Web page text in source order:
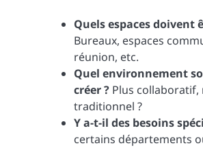
Quels espaces doivent
Bureaux, espaces
réunion, etc.
Quel environnement
créer ? Plus
traditionnel ?
Y a-t-il des besoins
certains départements